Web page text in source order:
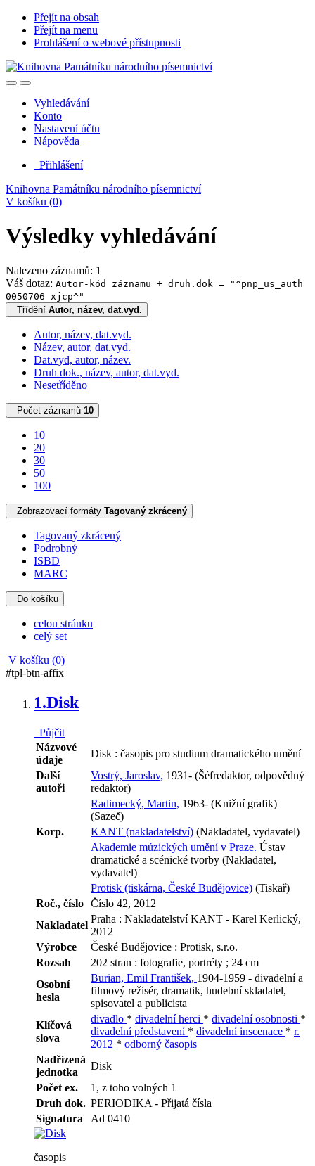
Přejít na obsah
Přejít na menu
Prohlášení o webové přístupnosti
Vyhledávání
Konto
Nastavení účtu
Nápověda
Přihlášení
Knihovna Památníku národního písemnictví
V košíku (0)
Výsledky vyhledávání
Nalezeno záznamů: 1
Váš dotaz: Autor-kód záznamu + druh.dok = "^pnp_us_auth
0050706 xjcp^"
Třídění Autor, název, dat.vyd.
Autor, název, dat.vyd.
Název, autor, dat.vyd.
Dat.vyd, autor, název.
Druh dok., název, autor, dat.vyd.
Nesetříděno
Počet záznamů 10
10
20
30
50
100
Zobrazovací formáty Tagovaný zkrácený
Tagovaný zkrácený
Podrobný
ISBD
MARC
Do košíku
celou stránku
celý set
V košíku (0)
#tpl-btn-affix
1.Disk
Půjčit
Názvové
údaje
Disk : časopis pro studium dramatického umění
Další
autoři
Vostrý, Jaroslav, 1931- (Šéfredaktor, odpovědný
redaktor)
Radimecký, Martin, 1963- (Knižní grafik)
(Sazeč)
Korp.
KANT (nakladatelství) (Nakladatel, vydavatel)
Akademie múzických umění v Praze. Ústav
dramatické a scénické tvorby (Nakladatel,
vydavatel)
Protisk (tiskárna, České Budějovice) (Tiskař)
Roč., číslo Číslo 42, 2012
Nakladatel
Praha : Nakladatelství KANT - Karel Kerlický,
2012
Výrobce
České Budějovice : Protisk, s.r.o.
Rozsah
202 stran : fotografie, portréty ; 24 cm
Osobní
hesla
Burian, Emil František, 1904-1959 - divadelní a
filmový režisér, dramatik, hudební skladatel,
spisovatel a publicista
Klíčová
slova
divadlo * divadelní herci * divadelní osobnosti *
divadelní představení * divadelní inscenace * r.
2012 * odborný časopis
Nadřízená
jednotka
Disk
Počet ex.
1, z toho volných 1
Druh dok. PERIODIKA - Přijatá čísla
Signatura
Ad 0410
časopis